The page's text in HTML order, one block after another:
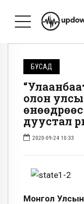
БУСАД
олон
дуустал
2020-09-24 10:33
Монгол Улсын